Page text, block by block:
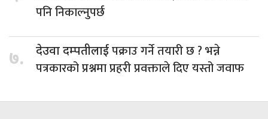
पनि निकाल्नुपर्छ
७. देउवा दम्पतीलाईपक्राउ गर्ने तयारी छ ? भन्ने
पत्रकारको प्रश्नमा प्रहरी प्रवक्ताले दिए यस्तो जवाफ